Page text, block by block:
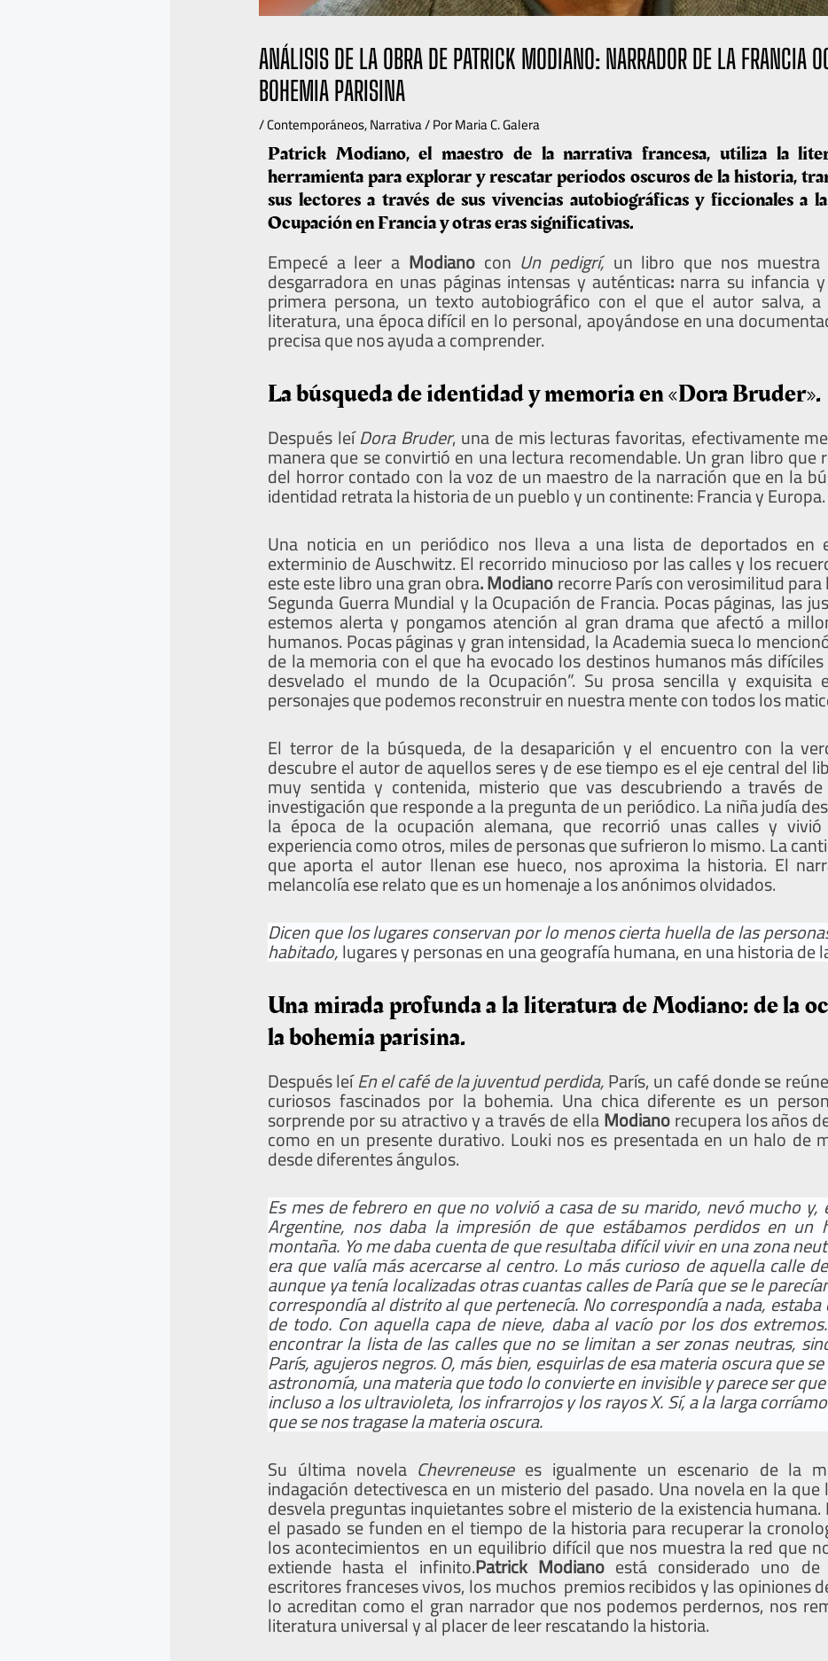
ANÁLISIS DE LA OBRA DE PATRICK MODIANO: NARRADOR DE LA FRANCIA
BOHEMIA PARISINA
/Contemporáneos,Narrativa/ PorMaria C. Galera
Patrick Modiano, el maestro de la narrativa francesa, utiliza la
herramienta para explorar y rescatar periodos oscuros de la historia,
sus lectores a través de sus vivencias autobiográficas y ficcionales a
Ocupación en Francia y otras eras significativas.
Empecé a leer a Modianocon Un pedigrí, un libro que nos muestra
desgarradora en unas páginas intensas y auténticas: narra su infancia
primera persona, un texto autobiográfico con el que el autor salva,
literatura, una época difícil en lo personal, apoyándose en una
precisa que nos ayuda a comprender.
La búsqueda de identidad y memoria en «Dora Bruder».
Después leíDora Bruder, una de mis lecturas favoritas, efectivamente
manera que se convirtió en una lectura recomendable. Un gran libro que
del horror contado con la voz de un maestro de la narración que en la
identidad retrata la historia de un pueblo y un continente: Francia y Europa.
Una noticia en un periódico nos lleva a una lista de deportados en
exterminio de Auschwitz. El recorrido minucioso por las calles y los
este este libro una gran obra. Modianorecorre París con verosimilitud
Segunda Guerra Mundial y la Ocupación de Francia. Pocas páginas, las
estemos alerta y pongamos atención al gran drama que afectó a
humanos. Pocas páginas y gran intensidad, la Academia sueca lo
de la memoria con el que ha evocado los destinos humanos más
desvelado el mundo de la Ocupación”. Su prosa sencilla y exquisita
personajes que podemos reconstruir en nuestra mente con todos los
El terror de la búsqueda, de la desaparición y el encuentro con la
descubre el autor de aquellos seres y de ese tiempo es el eje central del
muy sentida y contenida, misterio que vas descubriendo a través
investigación que responde a la pregunta de un periódico. La niña judía
la época de la ocupación alemana, que recorrió unas calles y
experiencia como otros, miles de personas que sufrieron lo mismo. La
que aporta el autor llenan ese hueco, nos aproxima la historia. El
melancolía ese relato que es un homenaje a los anónimos olvidados.
Dicen que los lugares conservan por lo menos cierta huella de las
habitado,lugares y personas en una geografía humana, en una historia de
Una mirada profunda a la literatura de Modiano: de la
la bohemia parisina.
Después leíEn el café de la juventud perdida,París, un café donde se
curiosos fascinados por la bohemia. Una chica diferente es un
sorprende por su atractivo y a través de ellaModianorecupera los años
como en un presente durativo. Louki nos es presentada en un halo de
desde diferentes ángulos.
Es mes de febrero en que no volvió a casa de su marido, nevó mucho y,
Argentine, nos daba la impresión de que estábamos perdidos en un
montaña. Yo me daba cuenta de que resultaba difícil vivir en una zona
era que valía más acercarse al centro. Lo más curioso de aquella calle
aunque ya tenía localizadas otras cuantas calles de Paría que se le
correspondía al distrito al que pertenecía. No correspondía a nada,
de todo. Con aquella capa de nieve, daba al vacío por los dos
encontrar la lista de las calles que no se limitan a ser zonas neutras,
París, agujeros negros. O, más bien, esquirlas de esa materia oscura que
astronomía, una materia que todo lo convierte en invisible y parece ser
incluso a los ultravioleta, los infrarrojos y los rayos X. Sí, a la larga
que se nos tragase la materia oscura.
Su última novela Chevreneuse es igualmente un escenario de la
indagación detectivesca en un misterio del pasado. Una novela en la que
desvela preguntas inquietantes sobre el misterio de la existencia
el pasado se funden en el tiempo de la historia para recuperar la
los acontecimientos en un equilibrio difícil que nos muestra la red que
extiende hasta el infinito.Patrick Modianoestá considerado uno de
escritores franceses vivos, los muchos premios recibidos y las opiniones
lo acreditan como el gran narrador que nos podemos perdernos, nos
literatura universal y al placer de leer rescatando la historia.